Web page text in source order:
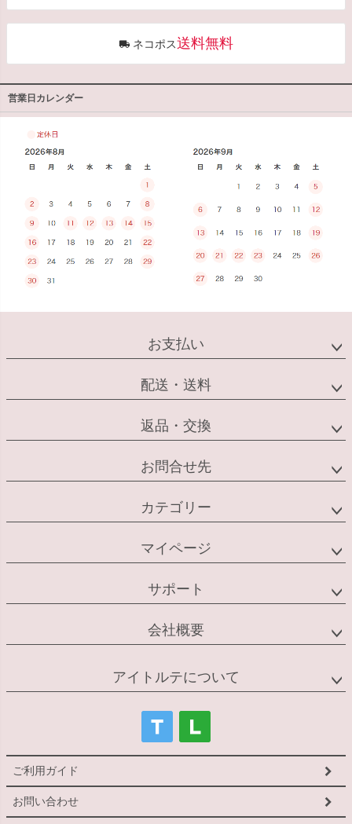
へ
ネコポス送料無料
営業日カレンダー
お支払い
配送・送料
返品・交換
お問合せ先
カテゴリー
マイページ
サポート
会社概要
アイトルテについて
ご利用ガイド
お問い合わせ